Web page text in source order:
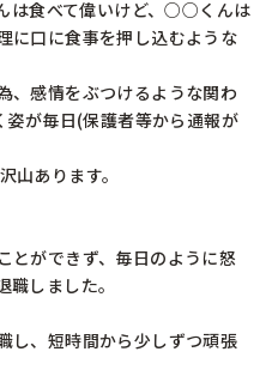
に口に食事を押し込むような
、感情をぶつけるような関わ
が毎日(保護者等から通報が
あります。
とができず、毎日のように怒
しました。
し、短時間から少しずつ頑張